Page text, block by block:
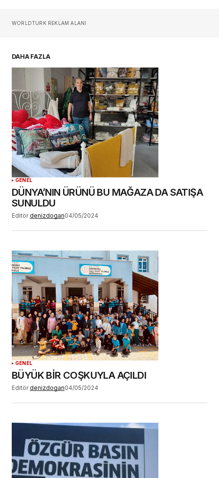
Sizin adınız*
Daha sonraki yorumlarımda kullanılması için
adım, e-posta adresim ve site adresim bu
tarayıcıya kaydedilsin.
YORUM GÖNDER
WORLDTURK REKLAM ALANI
DAHA FAZLA
GENEL
DÜNYA’NIN ÜRÜNÜ BU MAĞAZA DA SATIŞA
SUNULDU
Editör denizdogan04/05/2024
GENEL
BÜYÜK BİR COŞKUYLA AÇILDI
Editör denizdogan04/05/2024